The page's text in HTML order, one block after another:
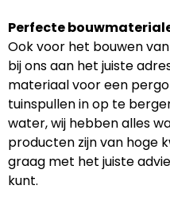
Perfecte
Ook voor het bouwen
bij ons aan het juiste
materiaal voor een
tuinspullen in op te
water, wij hebben alles
producten zijn van hoge
graag met het juiste
kunt.